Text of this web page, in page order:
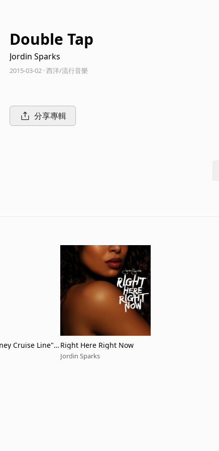
Double Tap
Jordin Sparks
2015-03-02 · 西洋/流行音樂
分享專輯
Cruise Line"/ Right Here Right Now
Jordin Sparks